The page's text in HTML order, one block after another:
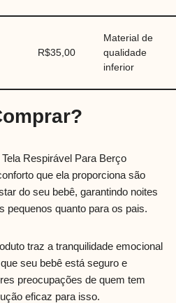
R$35,00
Material de
qualidade
inferior
Respirável Para Berço
que ela proporciona são
do seu bebê, garantindo noites
pequenos quanto para os pais.
traz a tranquilidade emocional
seu bebê está seguro e
preocupações de quem tem
eficaz para isso.